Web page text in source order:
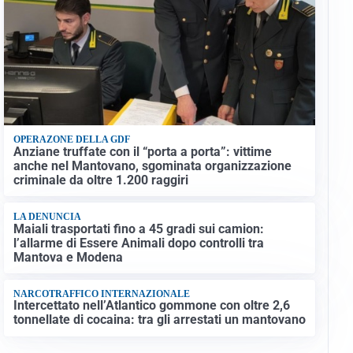
OPERAZONE DELLA GDF
Anziane truffate con il “porta a porta”: vittime
anche nel Mantovano, sgominata organizzazione
criminale da oltre 1.200 raggiri
LA DENUNCIA
Maiali trasportati fino a 45 gradi sui camion:
l’allarme di Essere Animali dopo controlli tra
Mantova e Modena
NARCOTRAFFICO INTERNAZIONALE
Intercettato nell’Atlantico gommone con oltre 2,6
tonnellate di cocaina: tra gli arrestati un mantovano